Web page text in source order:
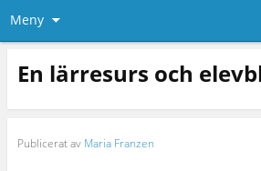
Meny
En lärresurs och
Publicerat av Maria Franzen